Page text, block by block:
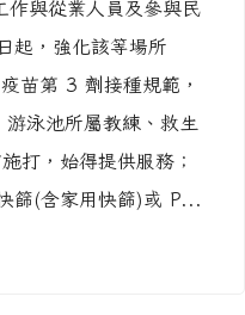
指揮中心考量
緩，本土疫情持續升
社區風險快速升高，為
作與從業人員及參與民
起，強化該等場所
苗第 3 劑接種規範，
泳池所屬教練、救生